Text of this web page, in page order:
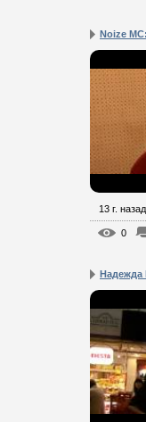
Noize
13 г. назад
0
Надежда